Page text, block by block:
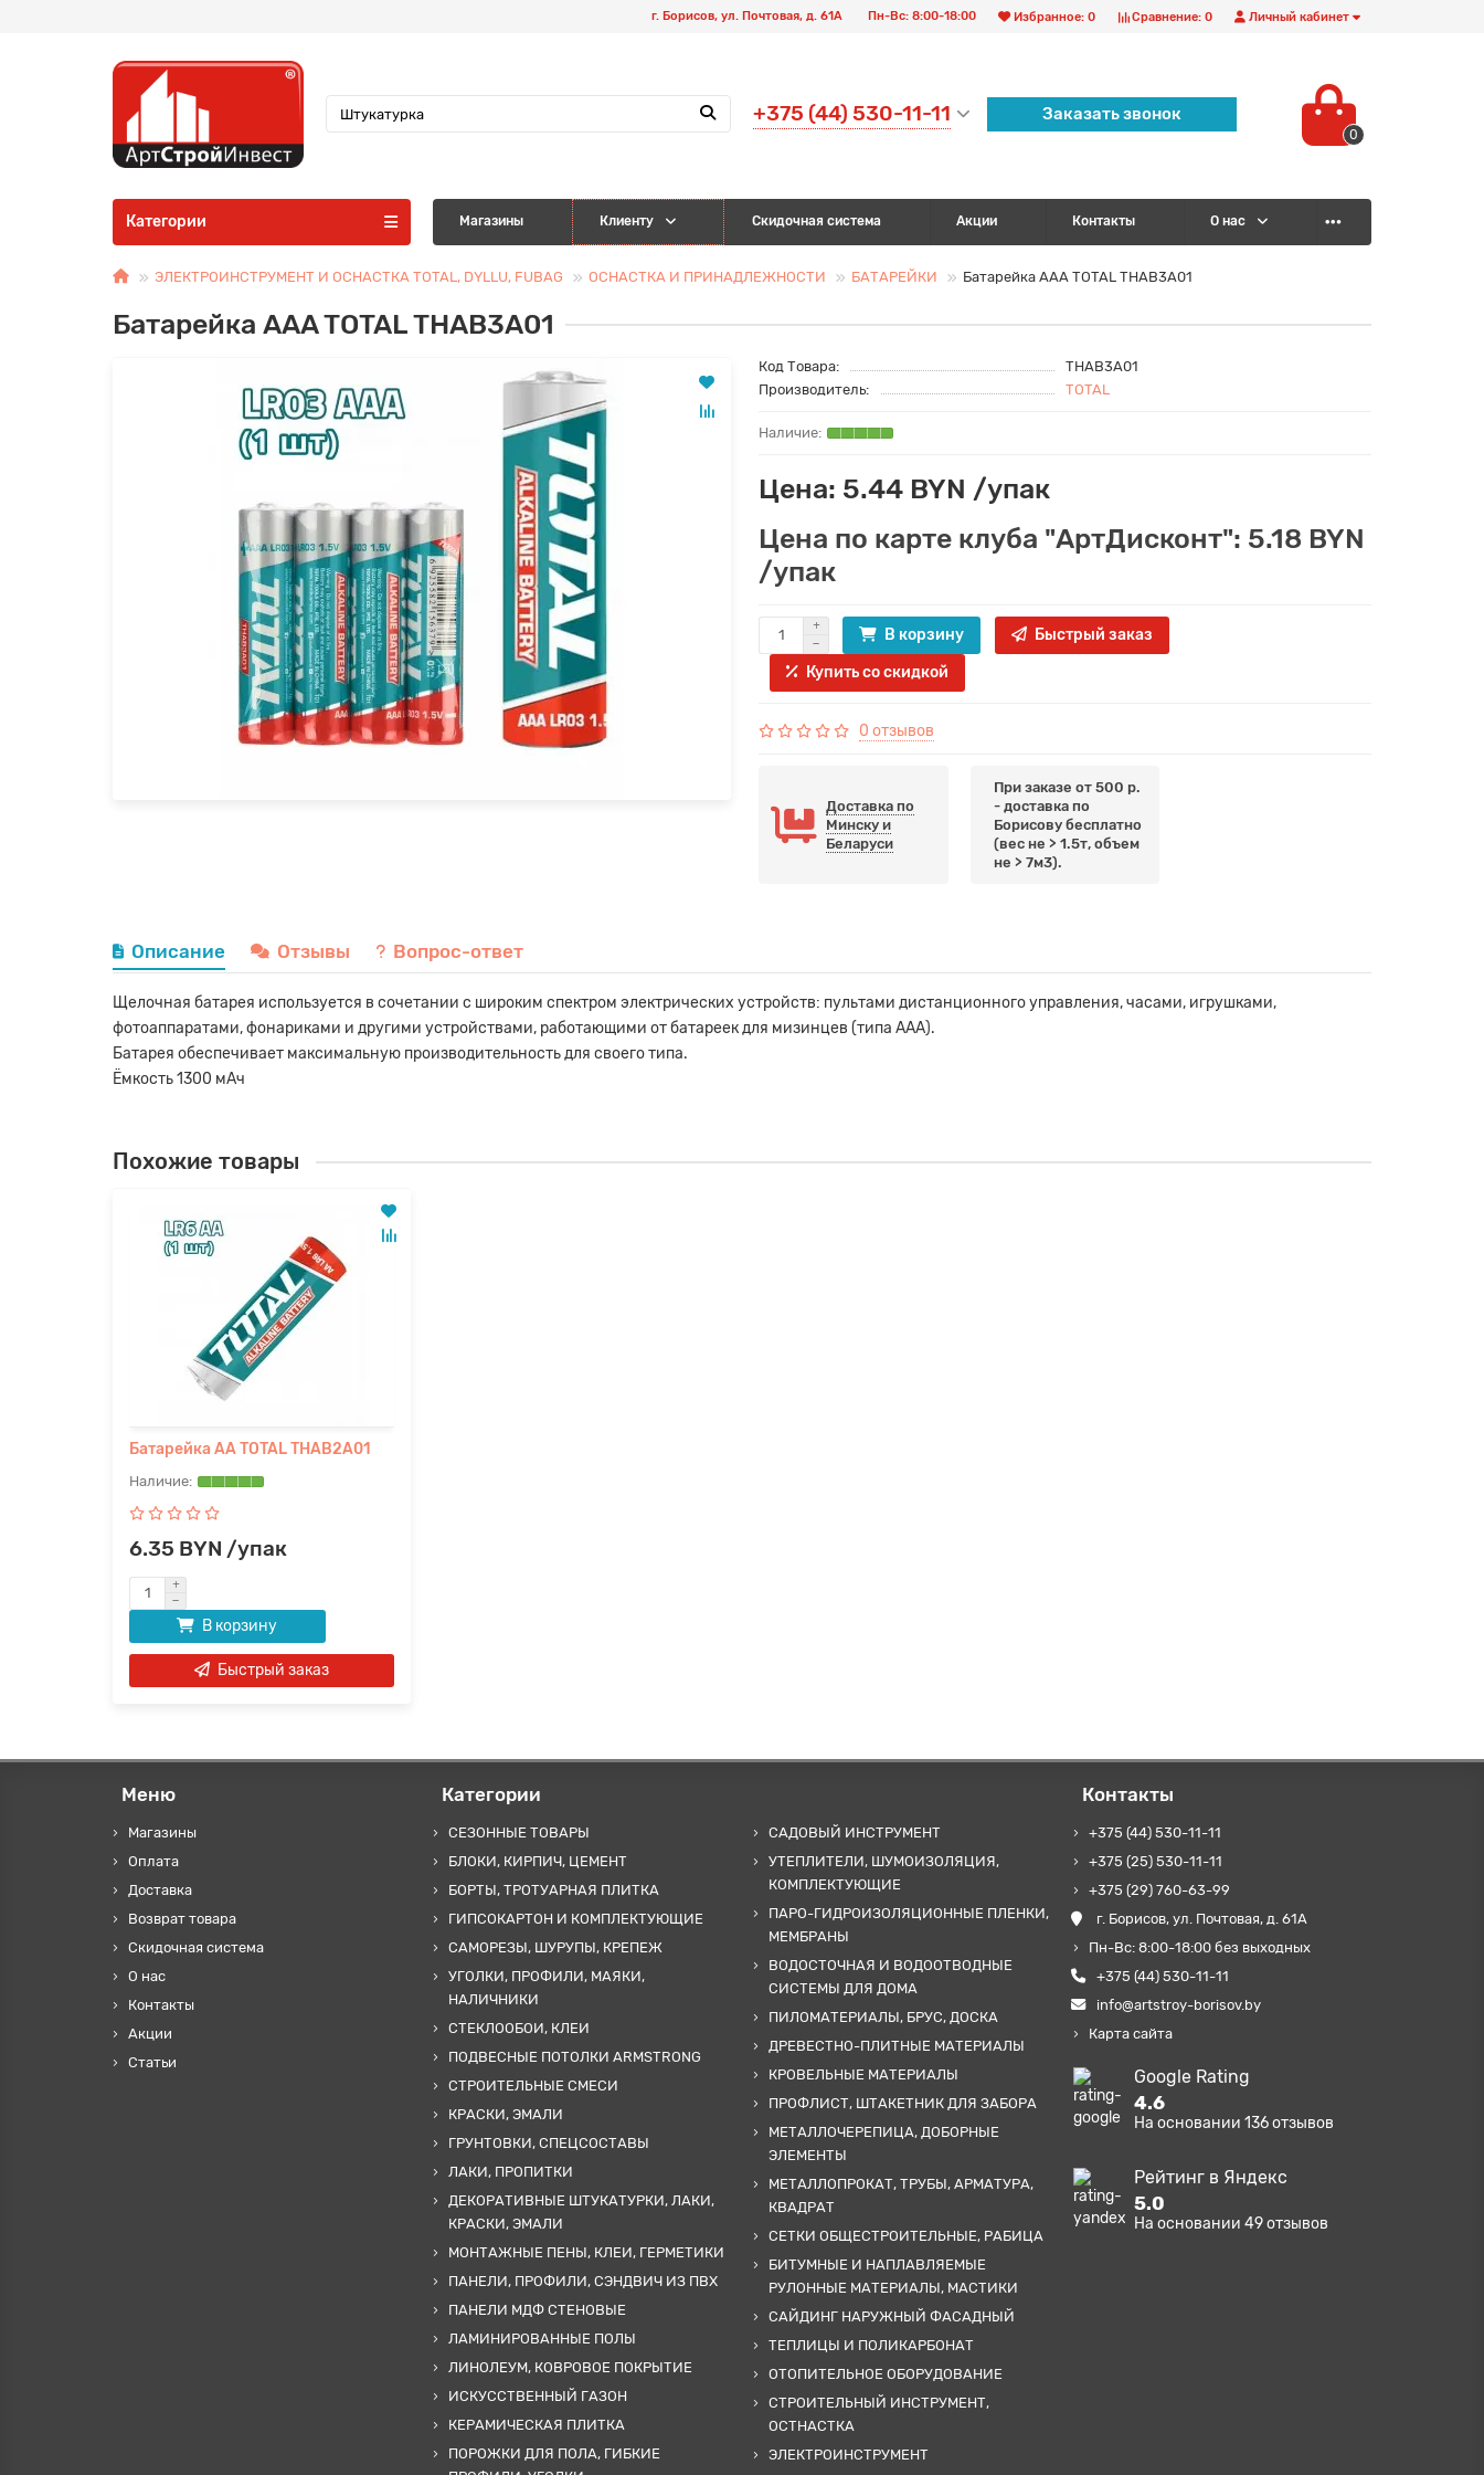
Личный кабинет
Сравнение: 0
Избранное: 0
г. Борисов, ул. Почтовая, д. 61А Пн-Вс: 8:00-18:00
+375 (44) 530-11-11 Заказать звонок
0
Категории Магазины Клиенту Скидочная система Акции Контакты О нас
ЭЛЕКТРОИНСТРУМЕНТ И ОСНАСТКА TOTAL, DYLLU, FUBAG ОСНАСТКА И ПРИНАДЛЕЖНОСТИ БАТАРЕЙКИ Батарейка AAA TOTAL THAB3A01
Батарейка AAA TOTAL THAB3A01
Код Товара:
THAB3A01
Производитель:
TOTAL
Цена: 5.44 BYN /упак
Цена по карте клуба "АртДисконт": 5.18 BYN
/упак
В корзину
Быстрый заказ
Купить со скидкой
0 отзывов
Доставка по
Минску и
Беларуси
При заказе от 500 р.
- доставка по
Борисову бесплатно
(вес не > 1.5т, объем
не > 7м3).
Описание Отзывы Вопрос-ответ
Щелочная батарея используется в сочетании с широким спектром электрических устройств: пультами дистанционного управления, часами, игрушками,
фотоаппаратами, фонариками и другими устройствами, работающими от батареек для мизинцев (типа AAA).
Батарея обеспечивает максимальную производительность для своего типа.
Ёмкость 1300 мАч
Похожие товары
Батарейка AA TOTAL THAB2A01
6.35 BYN /упак
В корзину
Быстрый заказ
Меню
Магазины
Оплата
Доставка
Возврат товара
Скидочная система
О нас
Контакты
Акции
Статьи
Категории
СЕЗОННЫЕ ТОВАРЫ
БЛОКИ, КИРПИЧ, ЦЕМЕНТ
БОРТЫ, ТРОТУАРНАЯ ПЛИТКА
ГИПСОКАРТОН И КОМПЛЕКТУЮЩИЕ
САМОРЕЗЫ, ШУРУПЫ, КРЕПЕЖ
УГОЛКИ, ПРОФИЛИ, МАЯКИ,
НАЛИЧНИКИ
СТЕКЛООБОИ, КЛЕИ
ПОДВЕСНЫЕ ПОТОЛКИ ARMSTRONG
СТРОИТЕЛЬНЫЕ СМЕСИ
КРАСКИ, ЭМАЛИ
ГРУНТОВКИ, СПЕЦСОСТАВЫ
ЛАКИ, ПРОПИТКИ
ДЕКОРАТИВНЫЕ ШТУКАТУРКИ, ЛАКИ,
КРАСКИ, ЭМАЛИ
МОНТАЖНЫЕ ПЕНЫ, КЛЕИ, ГЕРМЕТИКИ
ПАНЕЛИ, ПРОФИЛИ, СЭНДВИЧ ИЗ ПВХ
ПАНЕЛИ МДФ СТЕНОВЫЕ
ЛАМИНИРОВАННЫЕ ПОЛЫ
ЛИНОЛЕУМ, КОВРОВОЕ ПОКРЫТИЕ
ИСКУССТВЕННЫЙ ГАЗОН
КЕРАМИЧЕСКАЯ ПЛИТКА
ПОРОЖКИ ДЛЯ ПОЛА, ГИБКИЕ
САДОВЫЙ ИНСТРУМЕНТ
УТЕПЛИТЕЛИ, ШУМОИЗОЛЯЦИЯ,
КОМПЛЕКТУЮЩИЕ
ПАРО-ГИДРОИЗОЛЯЦИОННЫЕ ПЛЕНКИ,
МЕМБРАНЫ
ВОДОСТОЧНАЯ И ВОДООТВОДНЫЕ
СИСТЕМЫ ДЛЯ ДОМА
ПИЛОМАТЕРИАЛЫ, БРУС, ДОСКА
ДРЕВЕСТНО-ПЛИТНЫЕ МАТЕРИАЛЫ
КРОВЕЛЬНЫЕ МАТЕРИАЛЫ
ПРОФЛИСТ, ШТАКЕТНИК ДЛЯ ЗАБОРА
МЕТАЛЛОЧЕРЕПИЦА, ДОБОРНЫЕ
ЭЛЕМЕНТЫ
МЕТАЛЛОПРОКАТ, ТРУБЫ, АРМАТУРА,
КВАДРАТ
СЕТКИ ОБЩЕСТРОИТЕЛЬНЫЕ, РАБИЦА
БИТУМНЫЕ И НАПЛАВЛЯЕМЫЕ
РУЛОННЫЕ МАТЕРИАЛЫ, МАСТИКИ
САЙДИНГ НАРУЖНЫЙ ФАСАДНЫЙ
ТЕПЛИЦЫ И ПОЛИКАРБОНАТ
ОТОПИТЕЛЬНОЕ ОБОРУДОВАНИЕ
СТРОИТЕЛЬНЫЙ ИНСТРУМЕНТ,
ОСТНАСТКА
ЭЛЕКТРОИНСТРУМЕНТ
Контакты
+375 (44) 530-11-11
+375 (25) 530-11-11
+375 (29) 760-63-99
г. Борисов, ул. Почтовая, д. 61А
Пн-Вс: 8:00-18:00 без выходных
+375 (44) 530-11-11
info@artstroy-borisov.by
Карта сайта
Google Rating
4.6
На основании 136отзывов
Рейтинг в Яндекс
5.0
На основании 49отзывов